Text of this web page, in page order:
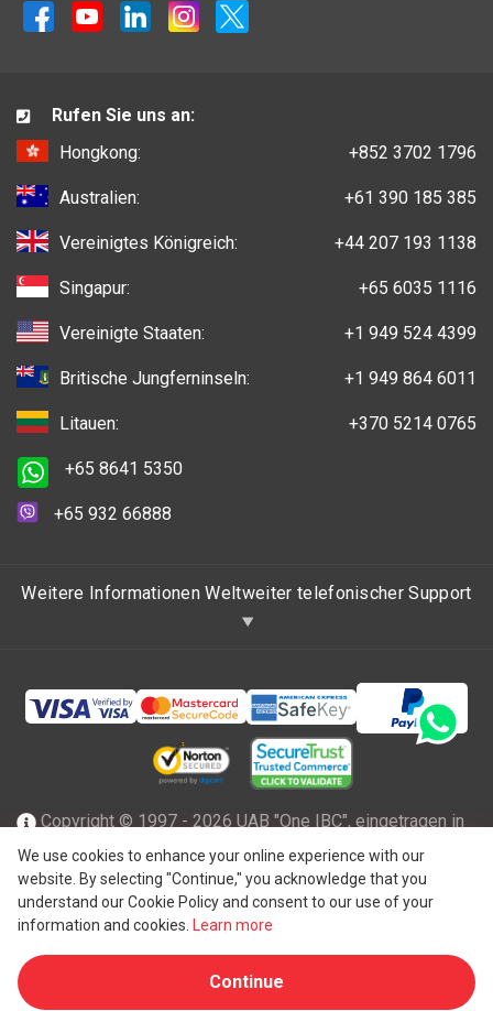
We use cookies to enhance your online experience with our
website. By selecting "Continue," you acknowledge that you
understand our Cookie Policy and consent to our use of your
information and cookies.
Learn more
Continue
Rufen Sie uns an:
Hongkong:
+852 3702 1796
Australien: +61 390 185 385
Vereinigtes Königreich: +44 207 193 1138
Singapur: +65 6035 1116
Vereinigte Staaten: +1 949 524 4399
Britische Jungferninseln: +1 949 864 6011
Litauen: +370 5214 0765
+65 8641 5350
+65 932 66888
Weitere Informationen Weltweiter telefonischer Support
Copyright © 1997 - 2026 UAB "One IBC", eingetragen in
der Republik Litauen mit beschränkter Haftung und Mitglied
des One IBC Netzwerks einer unabhängigen und separaten
juristischen Person, die mit der One IBC
Limited"), einer Schweizer Einheit, verbunden ist. Alle
Rechte vorbehalten. Weitere Informationen finden Sie unter